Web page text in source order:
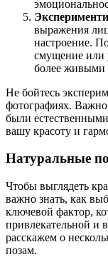
выражения
настроение.
смущение или
более живыми
Не бойтесь
фотографиях.
были
вашу красоту и
Натуральные
Чтобы выглядеть
важно знать, как
ключевой фактор,
привлекательной и
расскажем о
позам.